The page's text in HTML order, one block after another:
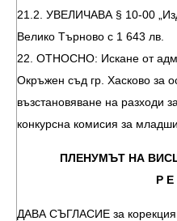
21.2. УВЕЛИЧАВА § 10-00
Велико Търново с 1 643 лв.
22. ОТНОСНО: Искане от
Окръжен съд гр. Хасково за
възстановяване на разходи
конкурсна комисия за
ПЛЕНУМЪТ НА
Р
ДАВА СЪГЛАСИЕ за